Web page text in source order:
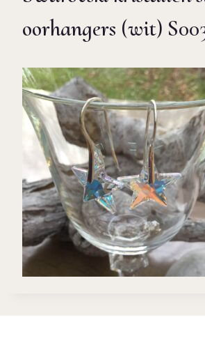
oorhangers (wit)